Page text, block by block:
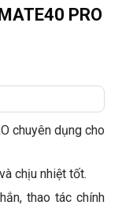
PRO
chuyên dụng cho
chịu nhiệt tốt.
thao tác chính